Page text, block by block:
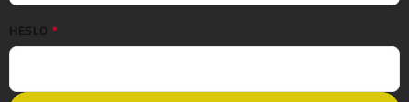
HESLO